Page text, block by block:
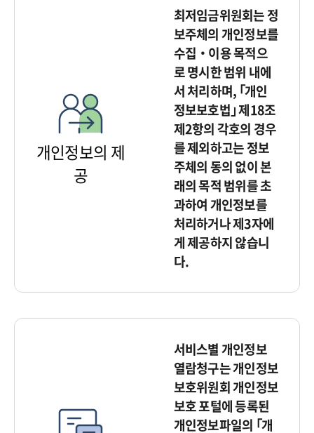
개인정보의 제
공
최저임금위원회는 정
보주체의 개인정보를
수집‧이용 목적으
로 명시한 범위 내에
서 처리하며, ｢개인
정보보호법｣ 제18조
제2항의 각호의 경우
를 제외하고는 정보
주체의 동의 없이 본
래의 목적 범위를 초
과하여 개인정보를
처리하거나 제3자에
게 제공하지 않습니
다.
서비스별 개인정보
열람청구는 개인정보
보호위원회 개인정보
보호 포털에 등록된
개인정보파일의 ｢개